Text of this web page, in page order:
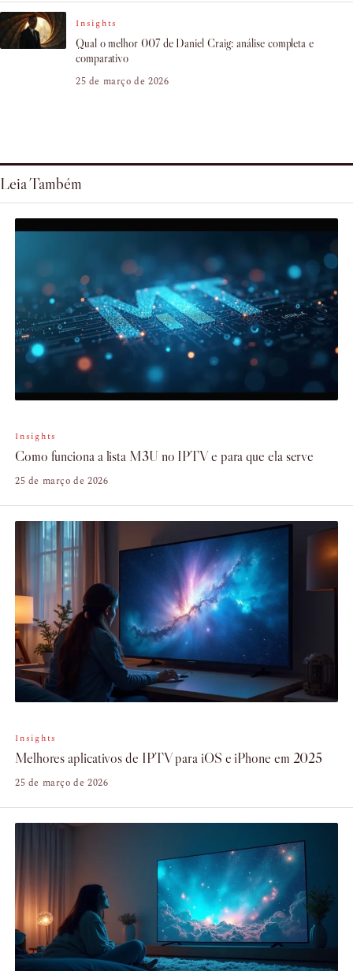
Insights
Qual o melhor 007 de Daniel Craig: análise completa e
comparativo
25 de março de 2026
Leia Também
Insights
Como funciona a lista M3U no IPTV e para que ela serve
25 de março de 2026
Insights
Melhores aplicativos de IPTV para iOS e iPhone em 2025
25 de março de 2026